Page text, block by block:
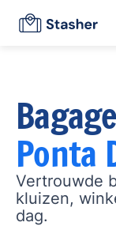
Ponta
Vertrouwde
kluizen,
dag.